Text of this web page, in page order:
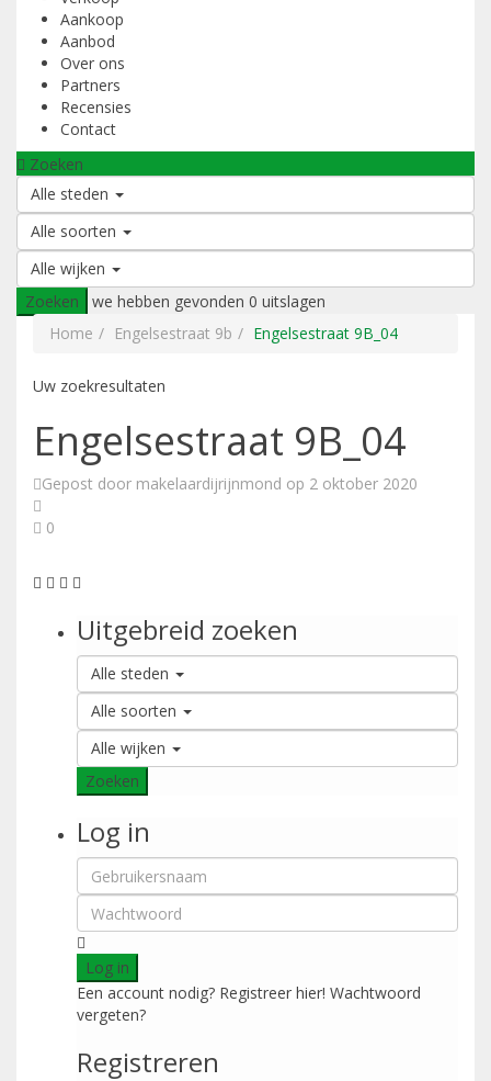
Aankoop
Aanbod
Over ons
Partners
Recensies
Contact
Zoeken
Alle steden
Alle soorten
Alle wijken
Zoeken
we hebben gevonden 0 uitslagen
Home
Engelsestraat 9b Engelsestraat 9B_04
Uw zoekresultaten
Engelsestraat 9B_04
Gepost door makelaardijrijnmond op 2 oktober 2020
0
Uitgebreid zoeken
Alle steden
Alle soorten
Alle wijken
Zoeken
Log in
Log in
Een account nodig? Registreer hier! Wachtwoord
vergeten?
Registreren